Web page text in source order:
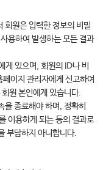
회원은 입력한 정보의 비밀
용하여 발생하는 모든 결과
게 있으며, 회원의 ID나 비
이지 관리자에게 신고하여
원 본인에게 있습니다.
을 종료해야 하며, 정확히
이용하게 되는 등의 결과로
부담하지 아니합니다.